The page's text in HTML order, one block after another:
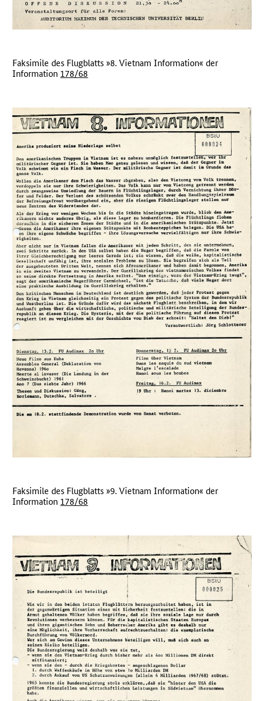
Faksimile des Flugblatts »8. Vietnam Information« der
Information 178/68
Faksimile des Flugblatts »9. Vietnam Information« der
Information 178/68